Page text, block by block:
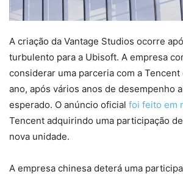
A criação da Vantage Studios ocorre
turbulento para a Ubisoft. A empresa
considerar uma parceria com a
ano, após vários anos de desempenho
esperado. O anúncio oficial foi feito em
Tencent adquirindo uma participação
nova unidade.
A empresa chinesa deterá uma